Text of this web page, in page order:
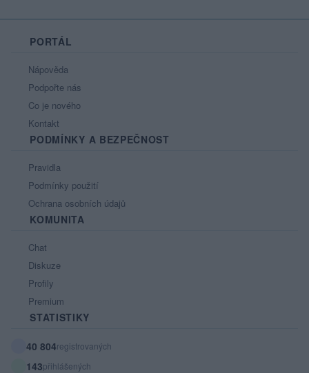
PORTÁL
Nápověda
Podpořte nás
Co je nového
Kontakt
PODMÍNKY A BEZPEČNOST
Pravidla
Podmínky použití
Ochrana osobních údajů
KOMUNITA
Chat
Diskuze
Profily
Premium
STATISTIKY
40 804registrovaných
143přihlášených